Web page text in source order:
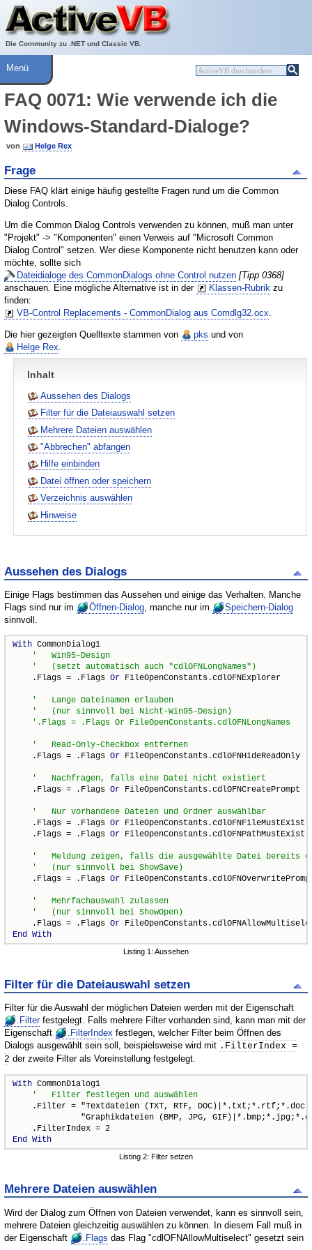
Die Community zu .NET und Classic VB.
Über ActiveVB
Hilfe
Menü
FAQ 0071: Wie verwende ich die
Windows-Standard-Dialoge?
von Helge Rex
Frage
Diese FAQ klärt einige häufig gestellte Fragen rund um die Common
Dialog Controls.
Um die Common Dialog Controls verwenden zu können, muß man unter
"Projekt" -> "Komponenten" einen Verweis auf "Microsoft Common
Dialog Control" setzen. Wer diese Komponente nicht benutzen kann oder
möchte, sollte sich
Dateidialoge des CommonDialogs ohne Control nutzen [Tipp 0368]
anschauen. Eine mögliche Alternative ist in der
Klassen-Rubrik zu
finden:
VB-Control Replacements - CommonDialog aus Comdlg32.ocx
Die hier gezeigten Quelltexte stammen von pks und von
Helge Rex
Inhalt
Aussehen des Dialogs
Filter für die Dateiauswahl setzen
Mehrere Dateien auswählen
"Abbrechen" abfangen
Hilfe einbinden
Datei öffnen oder speichern
Verzeichnis auswählen
Hinweise
Aussehen des Dialogs
Einige Flags bestimmen das Aussehen und einige das Verhalten. Manche
Flags sind nur im
Öffnen-Dialog, manche nur im
Speichern-Dialog
sinnvoll.
With CommonDialog1
    .Flags = .Flags
Or FileOpenConstants.cdlOFNExplorer
    .Flags = .Flags
Or FileOpenConstants.cdlOFNHideReadOnly
    .Flags = .Flags
Or FileOpenConstants.cdlOFNCreatePrompt
    .Flags = .Flags
Or FileOpenConstants.cdlOFNFileMustExist
    .Flags = .Flags
Or FileOpenConstants.cdlOFNPathMustExist
    .Flags = .Flags
Or
    .Flags = .Flags
Or
End With
Listing 1: Aussehen
Filter für die Dateiauswahl setzen
Filter für die Auswahl der möglichen Dateien werden mit der Eigenschaft
.Filterfestgelegt. Falls mehrere Filter vorhanden sind, kann man mit der
Eigenschaft
.FilterIndex festlegen, welcher Filter beim Öffnen des
Dialogs ausgewählt sein soll, beispielsweise wird mit .FilterIndex =
2 der zweite Filter als Voreinstellung festgelegt.
With CommonDialog1
.Filter = "Textdateien (TXT, RTF,
"Graphikdateien (BMP, JPG,
End With
Listing 2: Filter setzen
Mehrere Dateien auswählen
Wird der Dialog zum Öffnen von Dateien verwendet, kann es sinnvoll sein,
mehrere Dateien gleichzeitig auswählen zu können. In diesem Fall muß in
der Eigenschaft
.Flags das Flag "cdlOFNAllowMultiselect" gesetzt sein